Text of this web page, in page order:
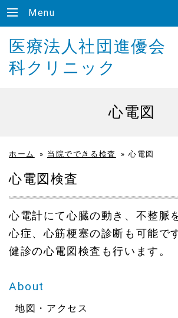
Menu
医療法人社団進優
科クリニック
心電図
ホーム » 当院でできる検査 » 心電図
心電図検査
心電計にて心臓の動き、不整脈
心症、心筋梗塞の診断も可能で
健診の心電図検査も行います。
About
地図・アクセス